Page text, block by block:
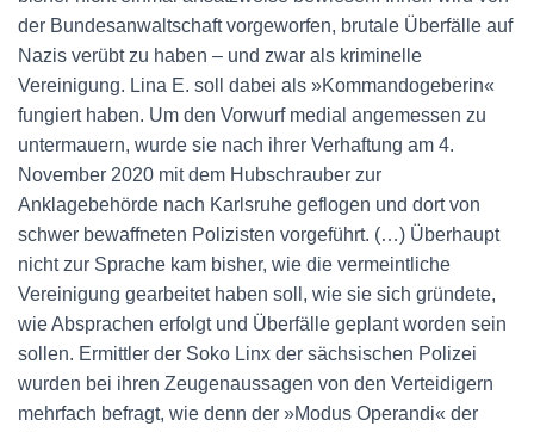
der Bundesanwaltschaft vorgeworfen, brutale Überfälle auf
Nazis verübt zu haben – und zwar als kriminelle
Vereinigung. Lina E. soll dabei als »Kommandogeberin«
fungiert haben. Um den Vorwurf medial angemessen zu
untermauern, wurde sie nach ihrer Verhaftung am 4.
November 2020 mit dem Hubschrauber zur
Anklagebehörde nach Karlsruhe geflogen und dort von
schwer bewaffneten Polizisten vorgeführt. (…) Überhaupt
nicht zur Sprache kam bisher, wie die vermeintliche
Vereinigung gearbeitet haben soll, wie sie sich gründete,
wie Absprachen erfolgt und Überfälle geplant worden sein
sollen. Ermittler der Soko Linx der sächsischen Polizei
wurden bei ihren Zeugenaussagen von den Verteidigern
mehrfach befragt, wie denn der »Modus Operandi« der